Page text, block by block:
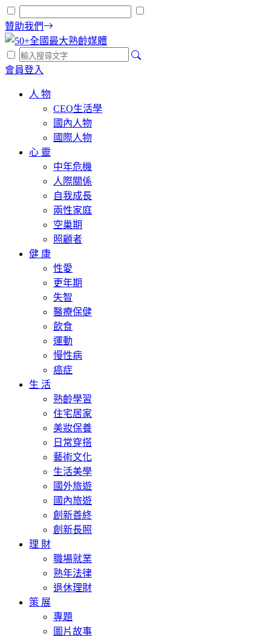
贊助我們
會員登入
人 物
CEO生活學
國內人物
國際人物
心 靈
中年危機
人際關係
自我成長
兩性家庭
空巢期
照顧者
健 康
性愛
更年期
失智
醫療保健
飲食
運動
慢性病
癌症
生 活
熟齡學習
住宅居家
美妝保養
日常穿搭
藝術文化
生活美學
國外旅遊
國內旅遊
創新善終
創新長照
理 財
職場就業
熟年法律
退休理財
策 展
專題
圖片故事